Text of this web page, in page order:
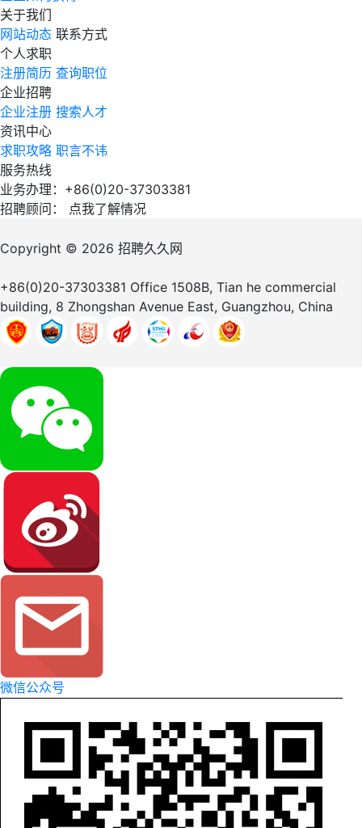
关于我们
网站动态 联系方式
个人求职
注册简历 查询职位
企业招聘
企业注册 搜索人才
资讯中心
求职攻略 职言不讳
服务热线
业务办理：+86(0)20-37303381
招聘顾问： 点我了解情况
Copyright © 2026 招聘久久网
+86(0)20-37303381 Office 1508B, Tian he commercial
building, 8 Zhongshan Avenue East, Guangzhou, China
微信公众号